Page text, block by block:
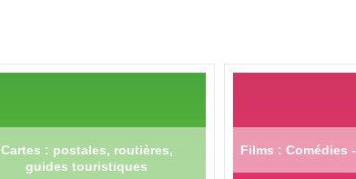
Cartes : postales, routières,
guides touristiques
Films : Comédies